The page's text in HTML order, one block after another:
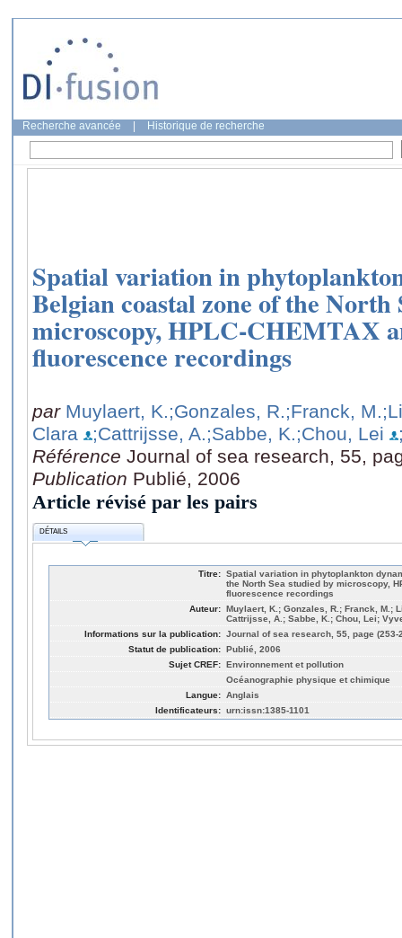
Recherche avancée Historique de recherche
Spatial variation in
Belgian coastal zone of the North
microscopy, HPLC-CHEMTAX
fluorescence recordings
par Muylaert, K.;Gonzales, R.;Franck, M.
Clara
;Cattrijsse, A.;Sabbe, K.;Chou, Lei
Référence Journal of sea research, 55,
Publication Publié, 2006
Article révisé par les pairs
DÉTAILS
Titre: Spatial variation in phytoplankton
the North Sea studied by microscopy,
fluorescence recordings
Auteur: Muylaert, K.; Gonzales, R.; Franck, M.;
Cattrijsse, A.; Sabbe, K.; Chou, Lei;
Informations sur la publication: Journal of sea research, 55, page (253-
Statut de publication: Publié, 2006
Sujet CREF: Environnement et pollution
Océanographie physique et chimique
Langue: Anglais
Identificateurs: urn:issn:1385-1101